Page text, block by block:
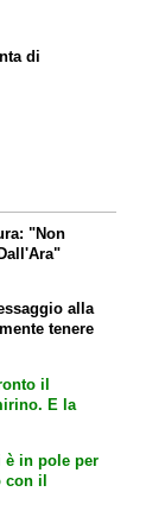
di
"Non
alla
tenere
il
E la
è in pole per
con il